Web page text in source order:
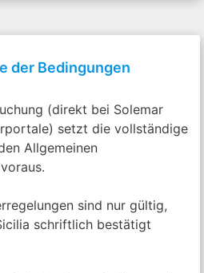
der Bedingungen
(direkt bei Solemar
setzt die vollständige
Allgemeinen
sind nur gültig,
schriftlich bestätigt